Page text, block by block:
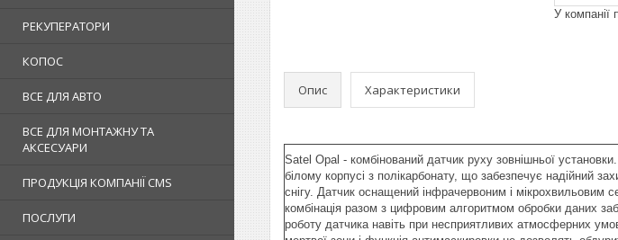
РЕКУПЕРАТОРИ
КОПОС
ВСЕ ДЛЯ АВТО
ВСЕ ДЛЯ МОНТАЖНУ ТА
АКСЕСУАРИ
ПРОДУКЦІЯ КОМПАНІЇ CMS
ПОСЛУГИ
У компанії
Опис Характеристики
Satel Opal - комбінований датчик руху зовнішньої
білому корпусі з полікарбонату, що забезпечує надійний
снігу. Датчик оснащений інфрачервоним і мікрохвильовим
комбінація разом з цифровим алгоритмом обробки даних
роботу датчика навіть при несприятливих атмосферних